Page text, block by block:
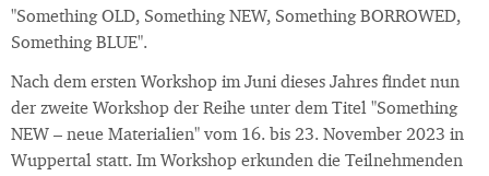
"Something OLD, Something NEW, Something BORROWED,
Something BLUE".
Nach dem ersten Workshop im Juni dieses Jahres findet nun
der zweite Workshop der Reihe unter dem Titel "Something
NEW – neue Materialien" vom 16. bis 23. November 2023 in
Wuppertal statt. Im Workshop erkunden die Teilnehmenden